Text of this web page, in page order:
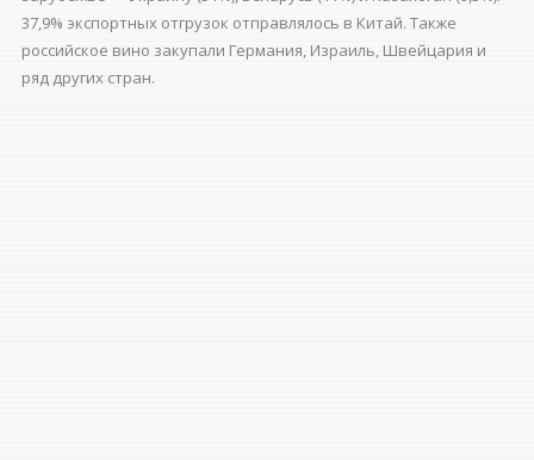
37,9% экспортных отгрузок отправлялось в Китай. Также
российское вино закупали Германия, Израиль, Швейцария и
ряд других стран.